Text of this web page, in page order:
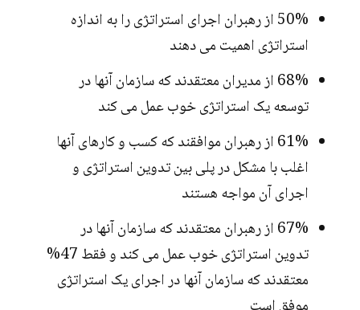
50% از رهبران اجرای استراتژی را به اندازه
استراتژی اهمیت می دهند
68% از مدیران معتقدند که سازمان آنها در
توسعه یک استراتژی خوب عمل می کند
61% از رهبران موافقند که کسب و کارهای آنها
اغلب با مشکل در پلی بین تدوین استراتژی و
اجرای آن مواجه هستند
67% از رهبران معتقدند که سازمان آنها در
تدوین استراتژی خوب عمل می کند و فقط 47%
معتقدند که سازمان آنها در اجرای یک استراتژی